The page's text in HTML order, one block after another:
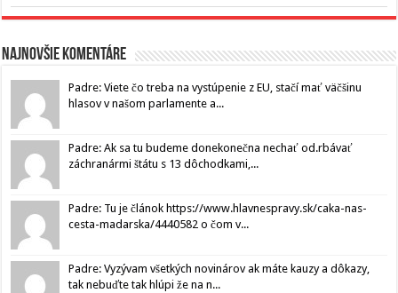
Najnovšie komentáre
Padre: Viete čo treba na vystúpenie z EU, stačí mať väčšinu
hlasov v našom parlamente a...
Padre: Ak sa tu budeme donekonečna nechať od.rbávať
záchranármi štátu s 13 dôchodkami,...
Padre: Tu je článok https://www.hlavnespravy.sk/caka-nas-
cesta-madarska/4440582 o čom v...
Padre: Vyzývam všetkých novinárov ak máte kauzy a dôkazy,
tak nebuďte tak hlúpi že na n...